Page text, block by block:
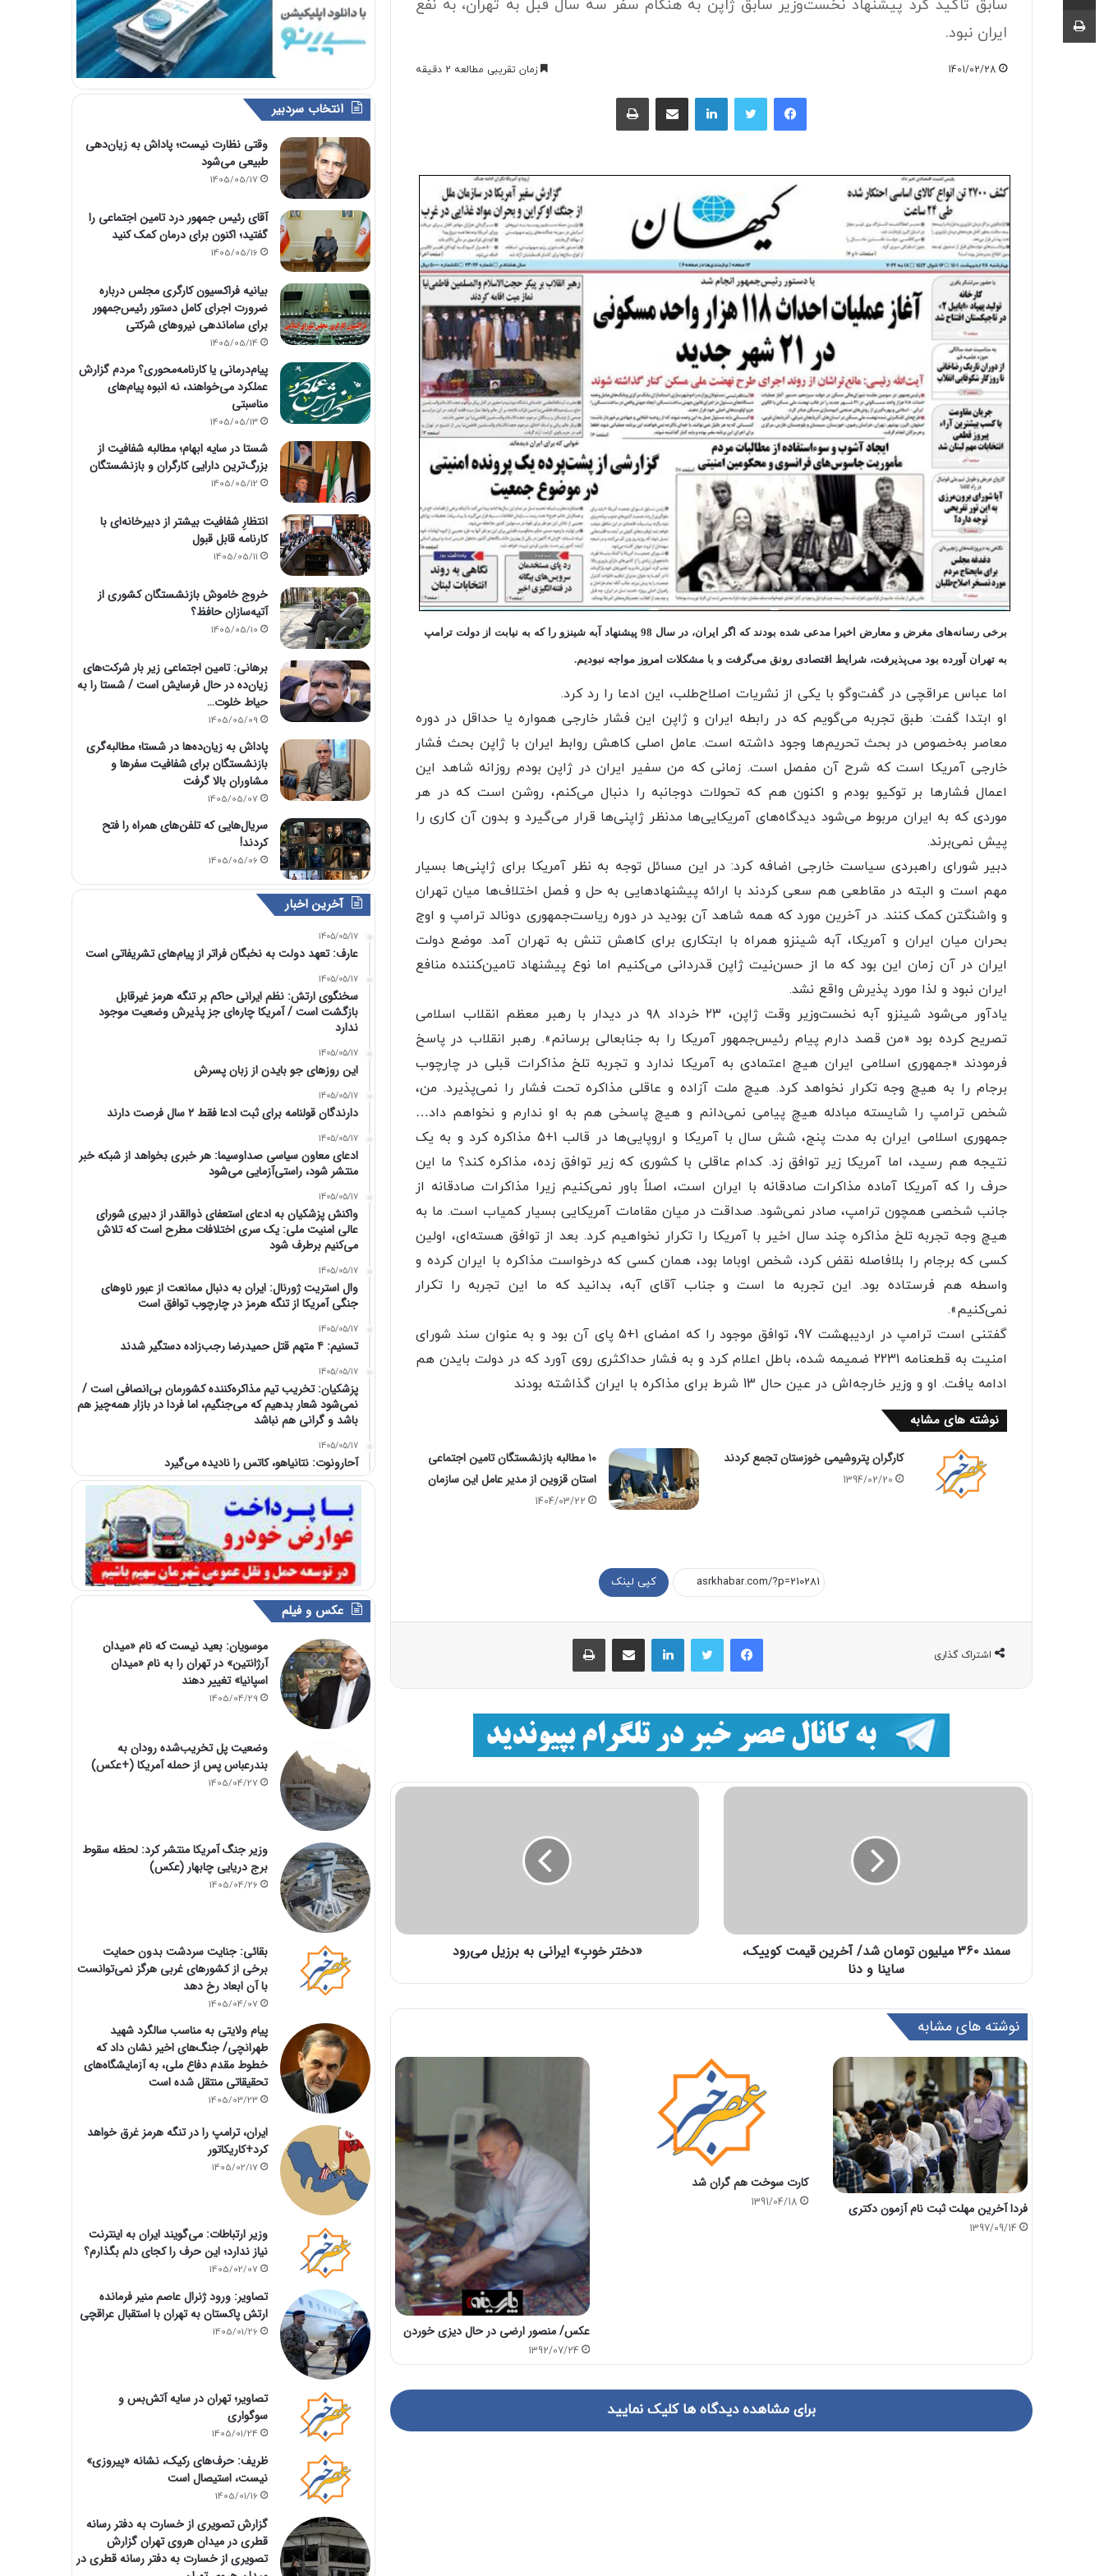
سابق تاکید کرد پیشنهاد نخست‌وزیر سابق ژاپن به هنگام سفر سه سال قبل به تهران‌، به نفع
ایران نبود.
1401/02/28 زمان تقریبی مطالعه 2 دقیقه
فیسبوک لینکداین
برخی رسانه‌های مغرض و معارض اخیرا مدعی شده بودند که اگر ایران، در سال 98 پیشنهاد آبه شینزو را که به نیابت از دولت ترامپ
به تهران آورده بود می‌پذیرفت، شرایط اقتصادی رونق می‌گرفت و با مشکلات امروز مواجه نبودیم.
اما عباس عراقچی در گفت‌وگو با یکی از نشریات اصلاح‌طلب، این ادعا را رد کرد.
او ابتدا گفت: طبق تجربه می‌گویم که در رابطه ایران و ژاپن این فشار خارجی همواره یا حداقل در دوره
معاصر به‌خصوص در بحث تحریم‌ها وجود داشته است. عامل اصلی کاهش روابط ایران با ژاپن بحث فشار
خارجی آمریکا است که شرح آن مفصل است. زمانی که من سفیر ایران در ژاپن بودم روزانه شاهد این
اعمال فشارها بر توکیو بودم و اکنون هم که تحولات دوجانبه را دنبال می‌کنم، روشن است که در هر
موردی که به ایران مربوط می‌شود دیدگاه‌های آمریکایی‌ها مدنظر ژاپنی‌ها قرار می‌گیرد و بدون آن کاری را
پیش نمی‌برند.
دبیر شورای راهبردی سیاست خارجی اضافه کرد: در این مسائل توجه به نظر آمریکا برای ژاپنی‌ها بسیار
مهم است و البته در مقاطعی هم سعی کردند با ارائه پیشنهادهایی به حل و فصل اختلاف‌ها میان تهران
و واشنگتن کمک کنند. در آخرین مورد که همه شاهد آن بودید در دوره ریاست‌جمهوری دونالد ترامپ و اوج
بحران میان ایران و آمریکا، آبه شینزو همراه با ابتکاری برای کاهش تنش به تهران آمد. موضع دولت
ایران در آن زمان این بود که ما از حسن‌نیت ژاپن قدردانی می‌کنیم اما نوع پیشنهاد تامین‌کننده منافع
ایران نبود و لذا مورد پذیرش واقع نشد.
یادآور می‌شود شینزو آبه نخست‌وزیر وقت ژاپن، ۲۳ خرداد ۹۸ در دیدار با رهبر معظم انقلاب اسلامی
تصریح کرده بود «من قصد دارم پیام رئیس‌جمهور آمریکا را به جنابعالی برسانم». رهبر انقلاب در پاسخ
فرمودند «جمهوری اسلامی ایران هیچ اعتمادی به آمریکا ندارد و تجربه تلخ مذاکرات قبلی در چارچوب
برجام را به هیچ وجه تکرار نخواهد کرد. هیچ ملت آزاده و عاقلی مذاکره تحت فشار را نمی‌پذیرد. من،
شخص ترامپ را شایسته مبادله هیچ پیامی نمی‌دانم و هیچ پاسخی هم به او ندارم و نخواهم داد…
جمهوری اسلامی ایران به‌ مدت پنج، شش سال با آمریکا و اروپایی‌ها در قالب 1+5 مذاکره کرد و به یک
نتیجه هم رسید، اما آمریکا زیر توافق زد. کدام عاقلی با کشوری که زیر توافق‌ زده، مذاکره کند؟ ما این
حرف را که آمریکا آماده مذاکرات صادقانه با ایران است، اصلاً باور نمی‌کنیم زیرا مذاکرات صادقانه از
جانب شخصی همچون ترامپ، صادر نمی‌شود. صداقت در میان مقامات آمریکایی بسیار کمیاب است. ما به
هیچ وجه تجربه تلخ مذاکره چند سال اخیر با آمریکا را تکرار نخواهیم کرد. بعد از توافق هسته‌ای، اولین
کسی که برجام را بلافاصله نقض کرد، شخص اوباما بود، همان کسی که درخواست مذاکره با ایران کرده و
واسطه هم فرستاده بود. این تجربه ما است و جناب آقای آبه، بدانید که ما این تجربه را تکرار
نمی‌کنیم».
گفتنی است ترامپ در اردیبهشت 97، توافق موجود را که امضای 1+5 پای آن بود و به عنوان سند شورای
امنیت به قطعنامه 2231 ضمیمه شده، باطل اعلام کرد و به فشار حداکثری روی آورد که در دولت بایدن هم
ادامه یافت. او و وزیر خارجه‌اش در عین حال 13 شرط برای مذاکره با ایران گذاشته بودند
نوشته های مشابه
کارگران پتروشیمی خوزستان تجمع کردند
1394/02/20
۱۰ مطالبه بازنشستگان تامین اجتماعی
استان قزوین از مدیر عامل این سازمان
1404/03/22
کپی لینک
اشتراک گذاری
فیسبوک لینکداین
سمند ۳۶۰ میلیون تومان شد/ آخرین قیمت کوییک،
ساینا و دنا
«دختر خوبِ» ایرانی به برزیل می‌رود
نوشته های مشابه
فردا آخرین مهلت ثبت نام آزمون دکتری
1397/09/14
کارت سوخت هم گران شد
1391/04/18
عکس/ منصور ارضی در حال دیزی خوردن
1392/07/24
برای مشاهده دیدگاه ها کلیک نمایید
انتخاب سردبیر
وقتی نظارت نیست؛ پاداش به زیان‌دهی
طبیعی می‌شود
1405/05/17
آقای رئیس جمهور درد تامین اجتماعی را
گفتید؛ اکنون برای درمان کمک کنید
1405/05/16
بیانیه فراکسیون کارگری مجلس درباره
ضرورت اجرای کامل دستور رئیس‌جمهور
برای ساماندهی نیروهای شرکتی
1405/05/14
پیام‌درمانی یا کارنامه‌محوری؟ مردم گزارش
عملکرد می‌خواهند، نه انبوه پیام‌های
مناسبتی
1405/05/13
شستا در سایه ابهام؛ مطالبه شفافیت از
بزرگ‌ترین دارایی کارگران و بازنشستگان
1405/05/12
انتظارِ شفافیت بیشتر از دبیرخانه‌ای با
کارنامه قابل قبول
1405/05/11
خروج خاموش بازنشستگان کشوری از
آتیه‌سازان حافظ؟
1405/05/10
برهانی: تامین اجتماعی زیر بار شرکت‌های
زیان‌ده در حال فرسایش است / شستا را به
حیاط خلوت…
1405/05/09
پاداش به زیان‌ده‌ها در شستا؛ مطالبه‌گری
بازنشستگان برای شفافیت سفرها و
مشاوران بالا گرفت
1405/05/07
سریال‌هایی که تلفن‌های همراه را فتح
کردند!
1405/05/06
آخرین اخبار
1405/05/17
عارف: تعهد دولت به نخبگان فراتر از پیام‎‌های تشریفاتی است
1405/05/17
سخنگوی ارتش: نظم ایرانی حاکم بر تنگه هرمز غیرقابل
بازگشت است / آمریکا چاره‌ای جز پذیرش وضعیت موجود
ندارد
1405/05/17
این روزهای جو بایدن از زبان پسرش
1405/05/17
دارندگان قولنامه برای ثبت ادعا فقط ۲ سال فرصت دارند
1405/05/17
ادعای معاون سیاسی صداوسیما: هر خبری بخواهد از شبکه خبر
منتشر شود، راستی‌آزمایی می‌شود
1405/05/17
واکنش پزشکیان به ادعای استعفای ذوالقدر از دبیری شورای
عالی امنیت ملی: یک سری اختلافات مطرح است که تلاش
می‌کنیم برطرف شود
1405/05/17
وال استریت ژورنال: ایران به دنبال ممانعت از عبور ناوهای
جنگی آمریکا از تنگه هرمز در چارچوب توافق است
1405/05/17
تسنیم: ۴ متهم قتل حمیدرضا رجب‌زاده دستگیر شدند
1405/05/17
پزشکیان: تخریب تیم مذاکره‌کننده کشورمان بی‌انصافی است /
نمی‌شود شعار بدهیم که می‌جنگیم، اما فردا در بازار همه‌چیز هم
باشد و گرانی هم نباشد
1405/05/17
آحارونوت: نتانیاهو، کاتس را نادیده می‌گیرد
عکس و فیلم
موسویان: بعید نیست که نام «میدان
آرژانتین» در تهران را به نام «میدان
اسپانیا» تغییر دهند
1405/04/29
وضعیت پل تخریب‌شده رودان به
بندرعباس پس از حمله آمریکا (+عکس)
1405/04/27
وزیر جنگ آمریکا منتشر کرد: لحظه سقوط
برج دریایی چابهار (عکس)
1405/04/26
بقائی: جنایت سردشت بدون حمایت
برخی از کشورهای غربی هرگز نمی‌توانست
با آن ابعاد رخ دهد
1405/04/07
پیام ولایتی به مناسب سالگرد شهید
طهرانچی/ جنگ‌های اخیر نشان داد که
خطوط مقدم دفاع ملی، به آزمایشگاه‌های
تحقیقاتی منتقل شده است
1405/03/23
ایران، ترامپ را در تنگه هرمز غرق خواهد
کرد+کاریکاتور
1405/02/17
وزیر ارتباطات: می‌گویند ایران به اینترنت
نیاز ندارد؛ این حرف را کجای دلم بگذارم؟
1405/02/07
تصاویر: ورود ژنرال عاصم منیر فرمانده
ارتش پاکستان به تهران با استقبال عراقچی
1405/01/26
تصاویر؛ تهران در سایه آتش‌بس و
سوگواری
1405/01/24
ظریف: حرف‌های رکیک، نشانه «پیروزی»
نیست، استیصال است
1405/01/16
گزارش تصویری از خسارت به دفتر رسانه
قطری در میدان هروی تهران گزارش
تصویری از خسارت به دفتر رسانه قطری در